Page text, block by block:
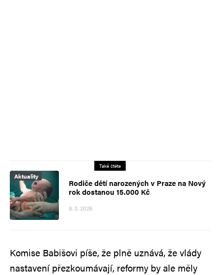
Také čtěte
Aktuality
Rodiče dětí narozených v Praze na Nový
rok dostanou 15.000 Kč
9. 3. 2026
Komise Babišovi píše, že plně uznává, že vlády
nastavení přezkoumávají, reformy by ale měly